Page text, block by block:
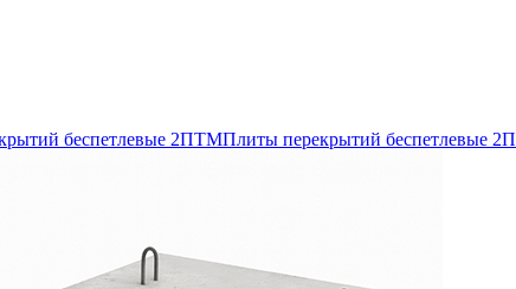
беспетлевые 2ПТМПлиты перекрытий беспетлевые 2П